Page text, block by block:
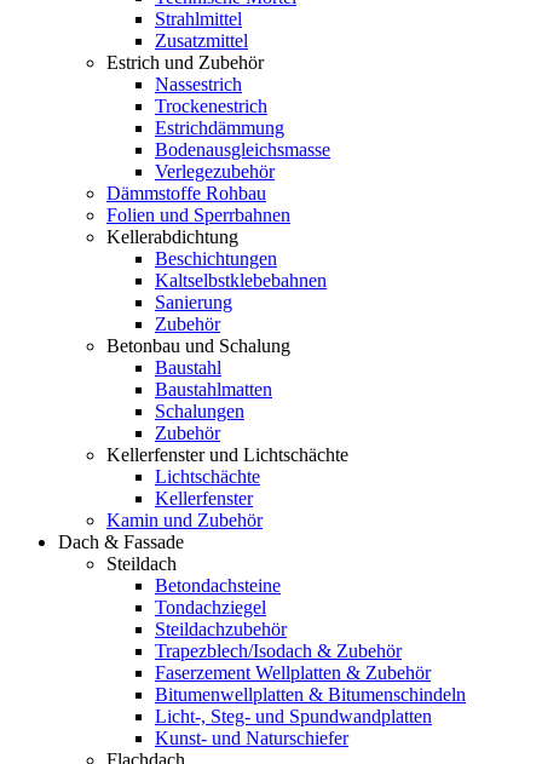
Strahlmittel
Zusatzmittel
Estrich und Zubehör
Nassestrich
Trockenestrich
Estrichdämmung
Bodenausgleichsmasse
Verlegezubehör
Dämmstoffe Rohbau
Folien und Sperrbahnen
Kellerabdichtung
Beschichtungen
Kaltselbstklebebahnen
Sanierung
Zubehör
Betonbau und Schalung
Baustahl
Baustahlmatten
Schalungen
Zubehör
Kellerfenster und Lichtschächte
Lichtschächte
Kellerfenster
Kamin und Zubehör
Dach & Fassade
Steildach
Betondachsteine
Tondachziegel
Steildachzubehör
Trapezblech/Isodach & Zubehör
Faserzement Wellplatten & Zubehör
Bitumenwellplatten & Bitumenschindeln
Licht-, Steg- und Spundwandplatten
Kunst- und Naturschiefer